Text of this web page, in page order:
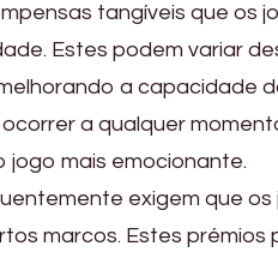
tangíveis que os
Estes podem variar
a capacidade
a qualquer
jogo mais emocionante.
exigem que
marcos. Estes prémios